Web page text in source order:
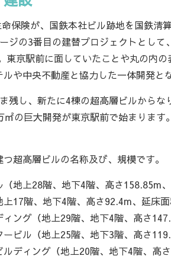
保険が、国鉄本社ビル跡地を国鉄清
ジの3番目の建替プロジェクトとし
東京駅前に面していたことや丸の内
や中央不動産と協力した一体開発と
残し、新たに4棟の超高層ビルから
の巨大開発が東京駅前で始まりま
超高層ビルの名称及び、規模です。
地上28階、地下4階、高さ158.85m
17階、地下4階、高さ92.4m、延床面
ング（地上29階、地下4階、高さ
ビル（地上25階、地下3階、高さ
ルディング（地上20階、地下4階、